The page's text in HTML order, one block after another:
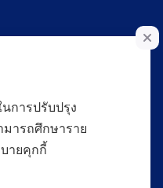
นการปรับปรุง
ารถศึกษาราย
ายคุกกี้